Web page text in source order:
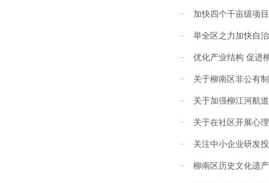
· 加快四个千亩级项
· 举全区之力加快自
· 优化产业结构 促进
· 关于柳南区非公有
· 关于加强柳江河航
· 关于在社区开展心
· 关注中小企业研发
· 柳南区历史文化遗